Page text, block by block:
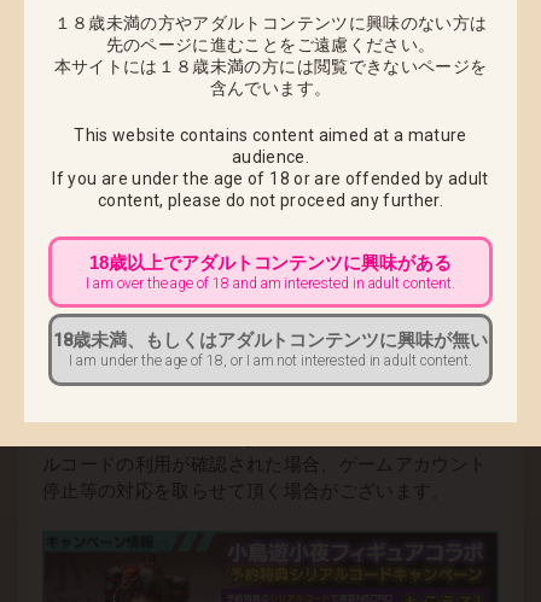
・シリアルコードの入力には、「DMM GAMES版」
「FANZA GAMES版」の『凍京NECRO＜トウキョウ・
ネクロ＞ SUICIDE MISSION』の登録（無料）が必要で
せん。
・ご予約後のキャンセルは不可とさせていただきま
す。キャンセルや返品があった際、シリアルコードを
・シリアルコードで入手できるアイテムの内容およ
び仕様は予告なく変更になる可能性があります。
・シリアルコードの入力については、サービス内容
の変更・終了に伴い、予告なく受付を終了する場合が
あります。
・シリアルコードの有効期限は2022年4月30日 23:59
ルコードの利用が確認された場合、ゲームアカウント
停止等の対応を取らせて頂く場合がございます。
１８歳未満の方やアダルトコンテンツに興味のない方は
先のページに進むことをご遠慮ください。
本サイトには１８歳未満の方には閲覧できないページを
含んでいます。
This website contains content aimed at a mature
audience.
If you are under the age of 18 or are offended by adult
content,please do not proceed any further.
18歳以上でアダルトコンテンツに興味がある
I am over the age of 18 and am interested in adult content.
18歳未満、もしくはアダルトコンテンツに興味が無い
I am under the age of 18, or I am not interested in adult content.